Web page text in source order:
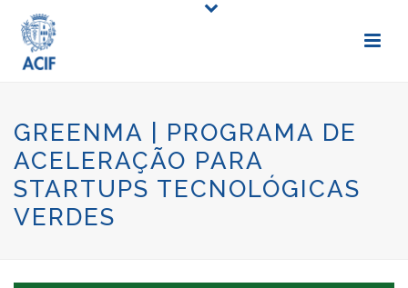
GREENMA | PROGRAMA DE
ACELERAÇÃO PARA
STARTUPS TECNOLÓGICAS
VERDES